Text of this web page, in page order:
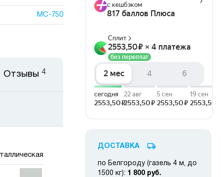
МС-750
Отзывы 4
ДОСТАВКА
по Белгороду (газель 4 м, до
1500 кг): 1 800 руб.